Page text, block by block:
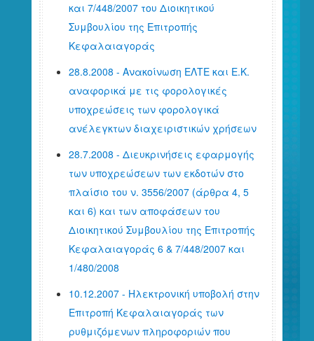
και 7/448/2007 του Διοικητικού
Συμβουλίου της Επιτροπής
Κεφαλαιαγοράς
28.8.2008 - Ανακοίνωση ΕΛΤΕ και Ε.Κ.
αναφορικά με τις φορολογικές
υποχρεώσεις των φορολογικά
ανέλεγκτων διαχειριστικών χρήσεων
28.7.2008 - Διευκρινήσεις εφαρμογής
των υποχρεώσεων των εκδοτών στο
πλαίσιο του ν. 3556/2007 (άρθρα 4, 5
και 6) και των αποφάσεων του
Διοικητικού Συμβουλίου της Επιτροπής
Κεφαλαιαγοράς 6 & 7/448/2007 και
1/480/2008
10.12.2007 - Ηλεκτρονική υποβολή στην
Επιτροπή Κεφαλαιαγοράς των
ρυθμιζόμενων πληροφοριών που